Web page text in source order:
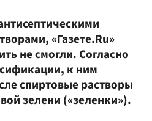
«Газете.Ru»
не смогли. Согласно
к ним
спиртовые растворы
зелени («зеленки»).